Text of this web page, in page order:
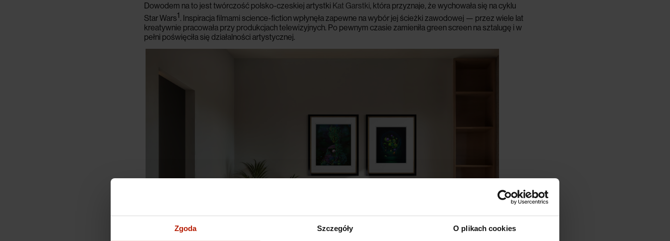
Zgoda Szczegóły O plikach cookies
Dowodem na to jest twórczość polsko-czeskiej artystki Kat Garstki, która przyznaje, że wychowała się na cyklu
Star Wars1. Inspiracja filmami science-fiction wpłynęła zapewne na wybór jej ścieżki zawodowej — przez wiele lat
kreatywnie pracowała przy produkcjach telewizyjnych. Po pewnym czasie zamieniła green screen na sztalugę i w
pełni poświęciła się działalności artystycznej.